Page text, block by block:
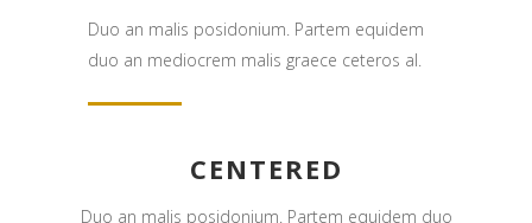
Duo an malis posidonium. Partem equidem
duo an mediocrem malis graece ceteros al.
CENTERED
Duo an malis posidonium. Partem equidem duo